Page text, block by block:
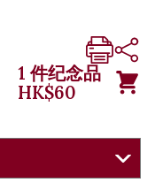
1 件纪念品
HK$60